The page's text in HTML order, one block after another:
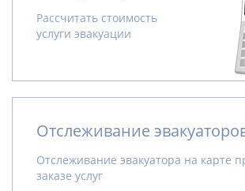
Рассчитать стоимость
услуги эвакуации
Отслеживание
Отслеживание эвакуатора на карте
заказе услуг